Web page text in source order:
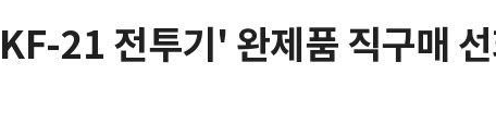
21 전투기' 완제품 직구매 선